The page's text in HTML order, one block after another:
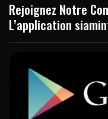
Rejoignez Notre
L’application